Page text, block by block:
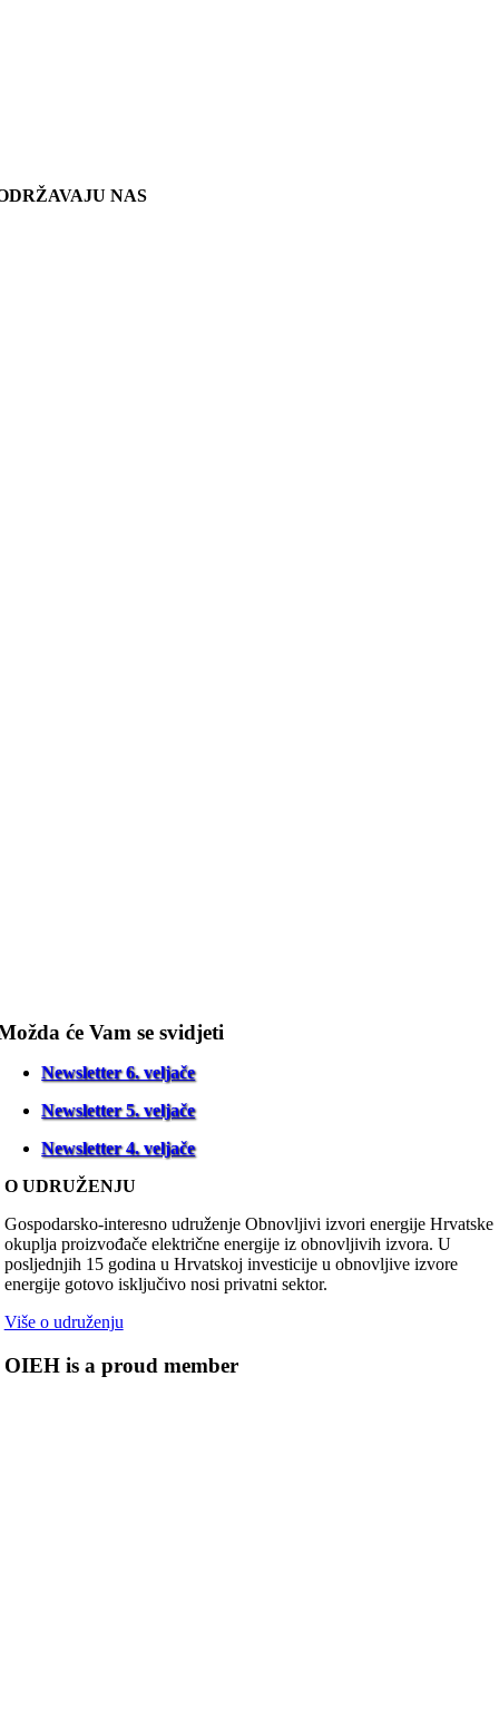
NAS
će Vam se svidjeti
Newsletter 6. veljače
Newsletter 5. veljače
Newsletter 4. veljače
O UDRUŽENJU
Gospodarsko-interesno udruženje Obnovljivi izvori energije Hrvatske
okuplja proizvođače električne energije iz obnovljivih izvora. U
posljednjih 15 godina u Hrvatskoj investicije u obnovljive izvore
energije gotovo isključivo nosi privatni sektor.
Više o udruženju
OIEH is a proud member